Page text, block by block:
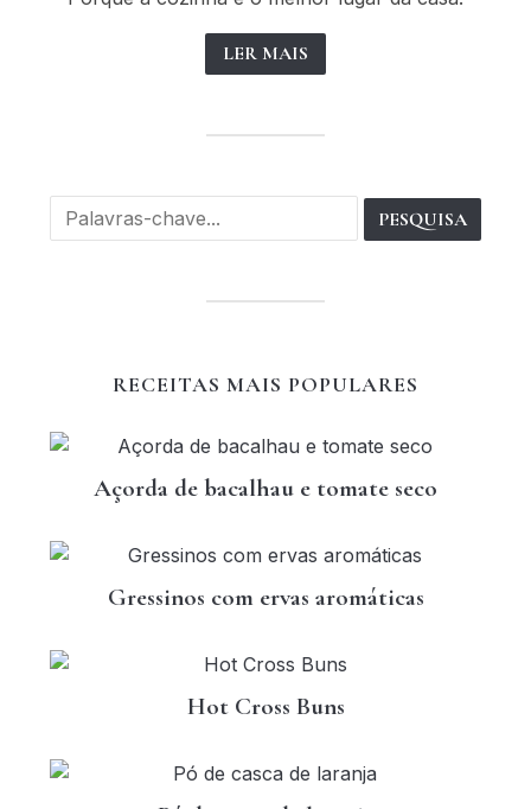
LER MAIS
RECEITAS MAIS POPULARES
Açorda de bacalhau e tomate seco
Gressinos com ervas aromáticas
Hot Cross Buns